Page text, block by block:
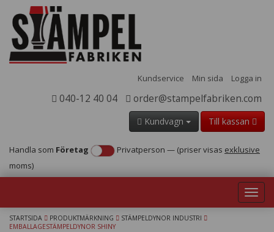
Kundservice Min sida Logga in
040-12 40 04 order@stampelfabriken.com
Kundvagn Till kassan
Handla som Företag Privatperson — (priser visas exklusive
moms)
STARTSIDA PRODUKTMÄRKNING
STÄMPELDYNOR INDUSTRI
EMBALLAGESTÄMPELDYNOR SHINY